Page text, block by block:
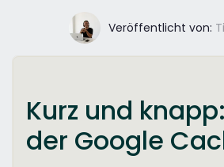
Veröffentlicht von:
Kurz und
der Google